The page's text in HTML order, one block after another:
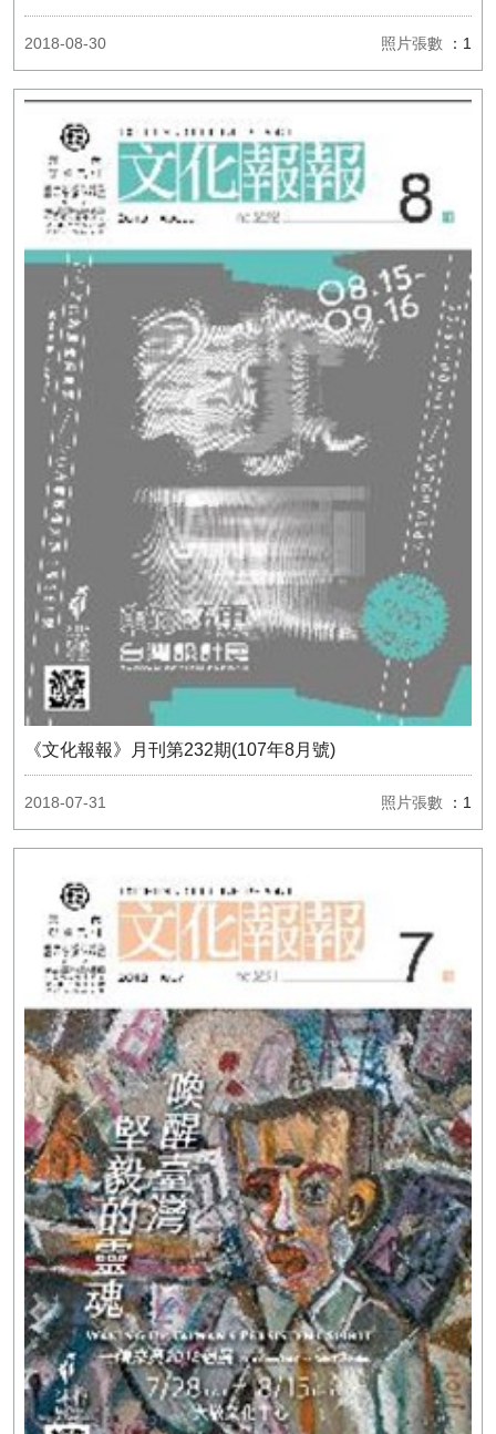
2018-08-30 照片張數 ：1
《文化報報》月刊第232期(107年8月號)
2018-07-31 照片張數 ：1